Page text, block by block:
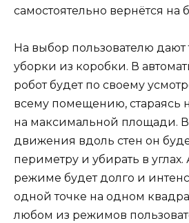
самостоятельно вернётся на
На выбор пользователю
уборки из коробки. В
робот будет по своему
всему помещению, стараясь
на максимальной площади.
движения вдоль стен он
периметру и убирать в
режиме будет долго и
одной точке на одном
любом из режимов